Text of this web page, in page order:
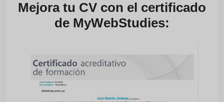
Mejora tu CV con el certificado
de MyWebStudies: